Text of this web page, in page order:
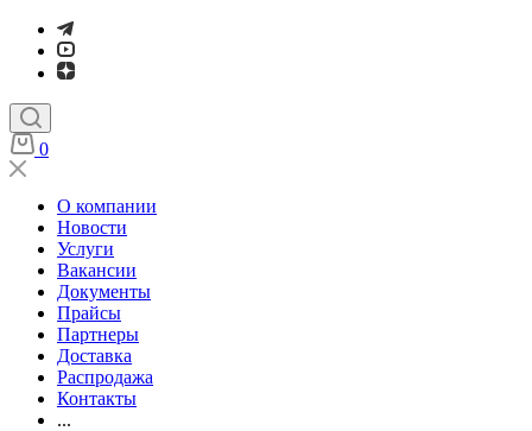
0
О компании
Новости
Услуги
Вакансии
Документы
Прайсы
Партнеры
Доставка
Распродажа
Контакты
...